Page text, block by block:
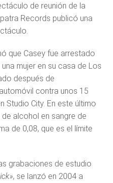
de reunión de la
Records publicó una
que Casey fue arrestado
mujer en su casa de Los
después de
contra unos 15
Studio City. En este último
alcohol en sangre de
de 0,08, que es el límite
grabaciones de estudio
, se lanzó en 2004 a